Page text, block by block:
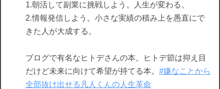
1.朝活して副業に挑戦しよう。人生が変わる。
2.情報発信しよう。小さな実績の積み上を愚直にで
きた人が大成する。
ブログで有名なヒトデさんの本。ヒトデ節は抑え目
だけど未来に向けて希望が持てる本。 #嫌なことから
全部抜け出せる凡人くんの人生革命